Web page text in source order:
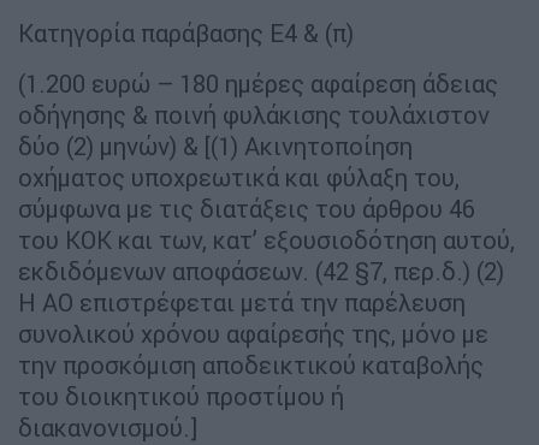
Κατηγορία παράβασης Ε4 & (π)
(1.200 ευρώ – 180 ημέρες αφαίρεση άδειας
οδήγησης & ποινή φυλάκισης τουλάχιστον
δύο (2) μηνών) & [(1) Ακινητοποίηση
οχήματος υποχρεωτικά και φύλαξη του,
σύμφωνα με τις διατάξεις του άρθρου 46
του ΚΟΚ και των, κατ’ εξουσιοδότηση αυτού,
εκδιδόμενων αποφάσεων. (42 §7, περ.δ.) (2)
Η ΑΟ επιστρέφεται μετά την παρέλευση
συνολικού χρόνου αφαίρεσής της, μόνο με
την προσκόμιση αποδεικτικού καταβολής
του διοικητικού προστίμου ή
διακανονισμού.]